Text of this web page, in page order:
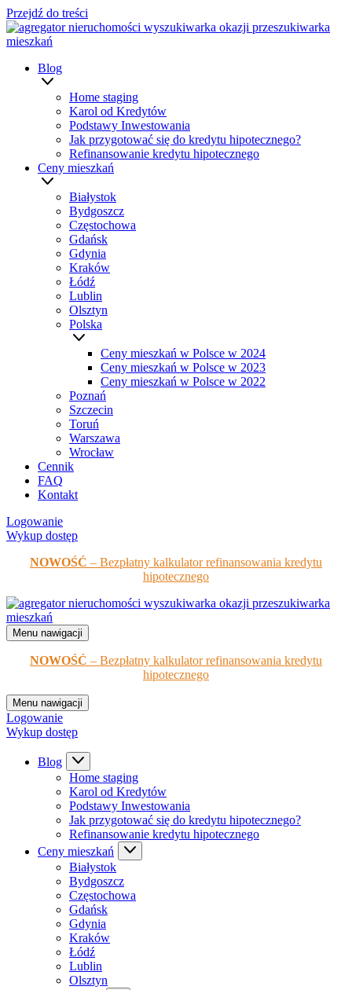
Przejdź do treści
Blog
Home staging
Karol od Kredytów
Podstawy Inwestowania
Jak przygotować się do kredytu hipotecznego?
Refinansowanie kredytu hipotecznego
Ceny mieszkań
Białystok
Bydgoszcz
Częstochowa
Gdańsk
Gdynia
Kraków
Łódź
Lublin
Olsztyn
Polska
Ceny mieszkań w Polsce w 2024
Ceny mieszkań w Polsce w 2023
Ceny mieszkań w Polsce w 2022
Poznań
Szczecin
Toruń
Warszawa
Wrocław
Cennik
FAQ
Kontakt
Logowanie
Wykup dostęp
NOWOŚĆ – Bezpłatny kalkulator refinansowania kredytu
hipotecznego
Menu nawigacji
NOWOŚĆ – Bezpłatny kalkulator refinansowania kredytu
hipotecznego
Menu nawigacji
Logowanie
Wykup dostęp
Blog
Home staging
Karol od Kredytów
Podstawy Inwestowania
Jak przygotować się do kredytu hipotecznego?
Refinansowanie kredytu hipotecznego
Ceny mieszkań
Białystok
Bydgoszcz
Częstochowa
Gdańsk
Gdynia
Kraków
Łódź
Lublin
Olsztyn